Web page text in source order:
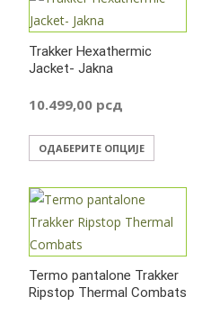
Trakker Hexathermic
Jacket- Jakna
10.499,00 рсд
ОДАБЕРИТЕ ОПЦИЈЕ
има
више
Опције
могу
Termo pantalone Trakker
Ripstop Thermal Combats